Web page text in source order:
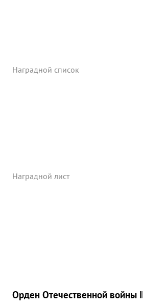
Наградной список
Наградной лист
Орден Отечественной войны